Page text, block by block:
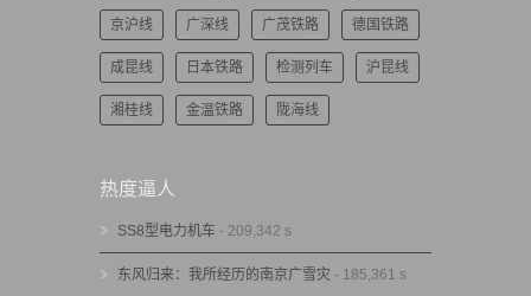
京沪线 广深线 广茂铁路 德国铁路
成昆线 日本铁路 检测列车 沪昆线
湘桂线 金温铁路 陇海线
热度逼人
SS8型电力机车 - 209,342 s
东风归来：我所经历的南京广雪灾 - 185,361 s